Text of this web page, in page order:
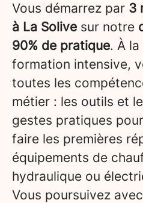
Vous démarrez par 3
à La Solive sur notre
90% de pratique. À
formation intensive,
toutes les
métier : les outils et
gestes pratiques
faire les premières
équipements de
hydraulique ou
Vous poursuivez avec